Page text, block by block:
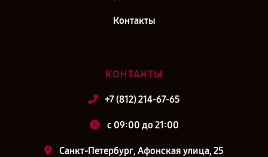
Контакты
КОНТАКТЫ
+7 (812) 214-67-65
c 09:00 до 21:00
Санкт-Петербург, Афонская улица, 25